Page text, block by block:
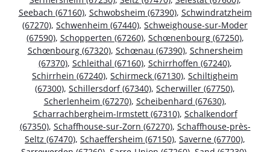
Seebach (67160), Schwobsheim (67390), Schwindratzheim
(67270), Schwenheim (67440), Schweighouse-sur-Moder
(67590), Schopperten (67260), Schœnenbourg (67250),
Schœnbourg (67320), Schœnau (67390), Schnersheim
(67370), Schleithal (67160), Schirrhoffen (67240),
Schirrhein (67240), Schirmeck (67130), Schiltigheim
(67300), Schillersdorf (67340), Scherwiller (67750),
Scherlenheim (67270), Scheibenhard (67630),
Scharrachbergheim-Irmstett (67310), Schalkendorf
(67350), Schaffhouse-sur-Zorn (67270), Schaffhouse-près-
Seltz (67470), Schaeffersheim (67150), Saverne (67700),